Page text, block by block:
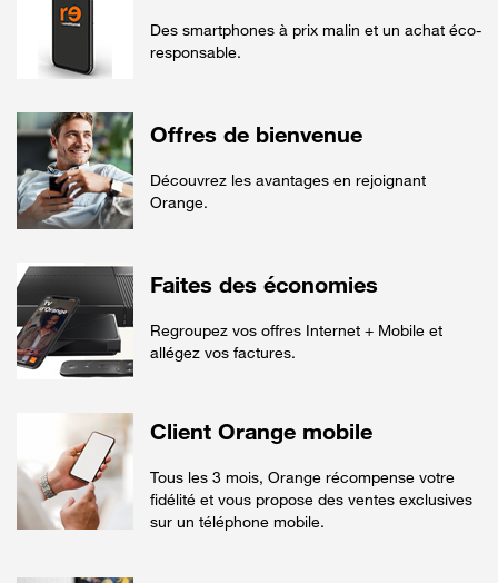
Des smartphones à prix malin et un achat éco-
responsable.
Offres de bienvenue
Découvrez les avantages en rejoignant
Orange.
Faites des économies
Regroupez vos offres Internet + Mobile et
allégez vos factures.
Client Orange mobile
Tous les 3 mois, Orange récompense votre
fidélité et vous propose des ventes exclusives
sur un téléphone mobile.